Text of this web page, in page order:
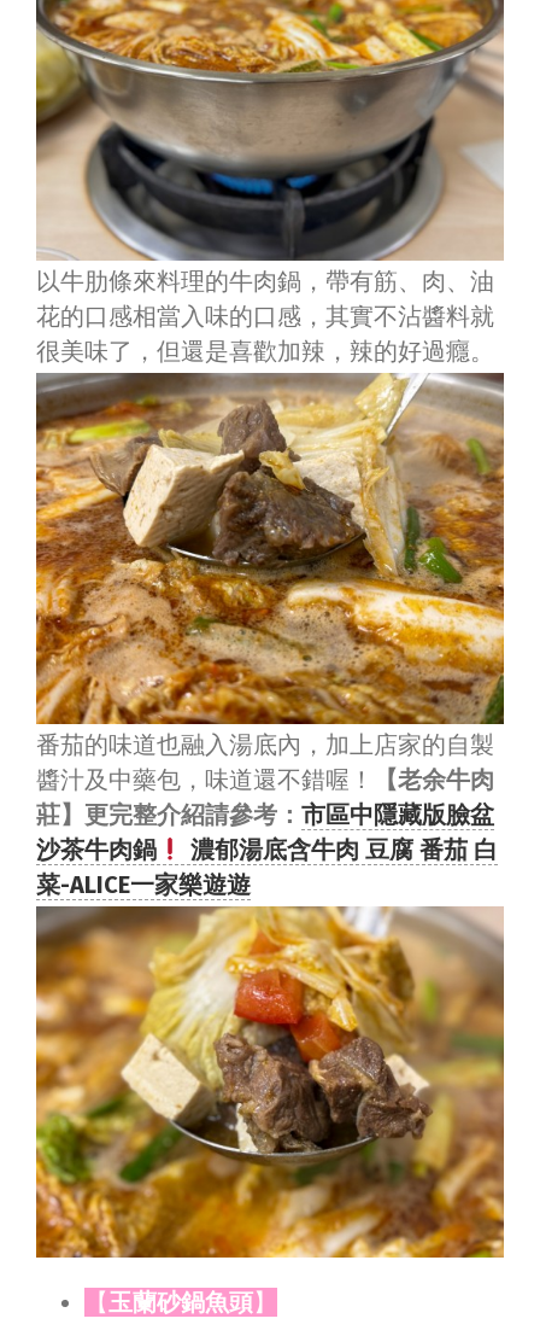
以牛肋條來料理的牛肉鍋， 帶有筋、肉、油
花的口感相當入味的口感，其實不沾醬料就
很美味了，但還是喜歡加辣，辣的好過癮。
番茄的味道也融入湯底內，加上店家的自製
醬汁及中藥包，味道還不錯喔！
【老余牛肉
莊】更完整介紹請參考： 市區中隱藏版臉盆
沙茶牛肉鍋
濃郁湯底含牛肉 豆腐 番茄 白
菜-ALICE一家樂遊遊
【玉蘭砂鍋魚頭】